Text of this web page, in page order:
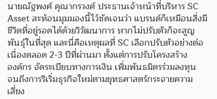
นายณัฐพงศ์ คุณากรวงศ์ ประธานเจ้าหน้าที่บริหาร SC
Asset สะท้อนมุมมองนี้ไว้ชัดเจนว่า แบรนด์ก็เหมือนสิ่งมี
ชีวิตที่อยู่รอดได้ด้วยวิวัฒนาการ หากไม่ปรับตัวก็จะสูญ
พันธุ์ในที่สุด และนี่คือเหตุผลที่ SC เลือกปรับตัวอย่างต่อ
เนื่องตลอด 2-3 ปีที่ผ่านมา ตั้งแต่การปรับโครงสร้าง
องค์กร จัดระเบียบทางการเงิน เพิ่มพันธมิตรร่วมลงทุน
จนถึงการริเริ่มธุรกิจใหม่ตามยุทธศาสตร์กระจายความ
เสี่ยง